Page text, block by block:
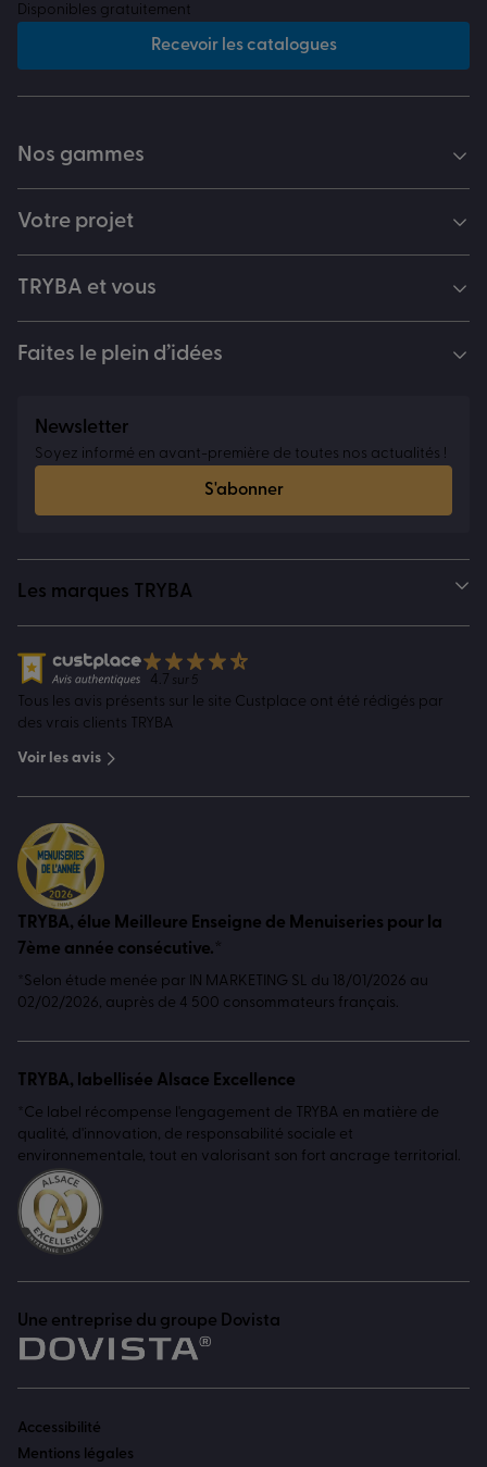
Disponibles gratuitement
Recevoir les catalogues
Nos gammes
Votre projet
TRYBA et vous
Faites le plein d’idées
Newsletter
Soyez informé en avant-première de toutes nos actualités !
S'abonner
Les marques TRYBA
4.7 sur 5
Tous les avis présents sur le site Custplace ont été rédigés par
des vrais clients TRYBA
Voir les avis
TRYBA, élue Meilleure Enseigne de Menuiseries pour la
7ème année consécutive.*
*Selon étude menée par IN MARKETING SL du 18/01/2026 au
02/02/2026, auprès de 4 500 consommateurs français.
TRYBA, labellisée Alsace Excellence
*Ce label récompense l'engagement de TRYBA en matière de
qualité, d'innovation, de responsabilité sociale et
environnementale, tout en valorisant son fort ancrage territorial.
Une entreprise du groupe Dovista
Accessibilité
Mentions légales